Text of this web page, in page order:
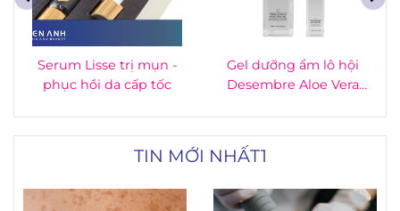
Serum Lisse trị mụn -
phục hồi da cấp tốc
Gel dưỡng ẩm lô hội
Desembre Aloe Vera
TIN MỚI NHẤT1